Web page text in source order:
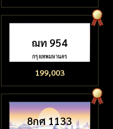
ฌท 954
199,003
8กศ 1133